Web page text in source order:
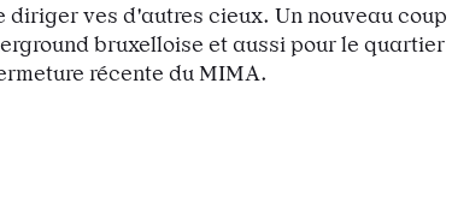
diriger ves d'autres cieux. Un nouveau coup
bruxelloise et aussi pour le quartier
récente du MIMA.